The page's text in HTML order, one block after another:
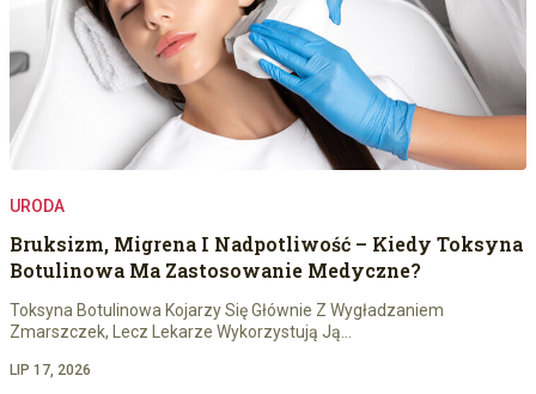
URODA
Bruksizm, Migrena I Nadpotliwość – Kiedy Toksyna
Botulinowa Ma Zastosowanie Medyczne?
Toksyna Botulinowa Kojarzy Się Głównie Z Wygładzaniem
Zmarszczek, Lecz Lekarze Wykorzystują Ją…
LIP 17, 2026